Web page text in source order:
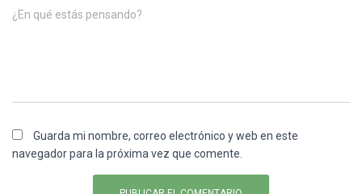
¿En qué estás pensando?
Guarda mi nombre, correo electrónico y web en este
navegador para la próxima vez que comente.